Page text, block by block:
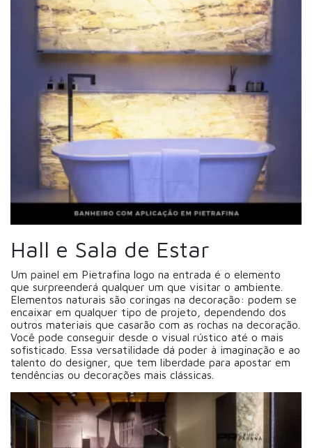
Hall e Sala de Estar
Um painel em Pietrafina logo na entrada é o elemento
que surpreenderá qualquer um que visitar o ambiente.
Elementos naturais são coringas na decoração: podem se
encaixar em qualquer tipo de projeto, dependendo dos
outros materiais que casarão com as rochas na decoração.
Você pode conseguir desde o visual rústico até o mais
sofisticado. Essa versatilidade dá poder à imaginação e ao
talento do designer, que tem liberdade para apostar em
tendências ou decorações mais clássicas.